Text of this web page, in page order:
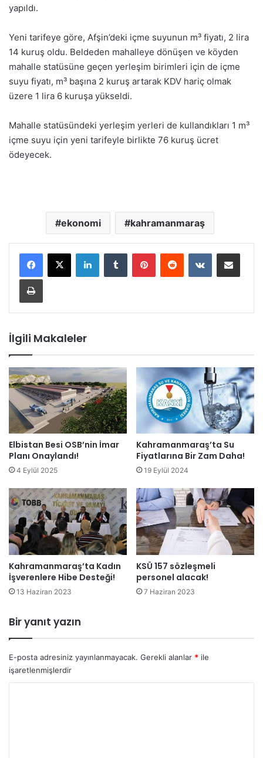
yapıldı.
Yeni tarifeye göre, Afşin’deki içme suyunun m³ fiyatı, 2 lira
14 kuruş oldu. Beldeden mahalleye dönüşen ve köyden
mahalle statüsüne geçen yerleşim birimleri için de içme
suyu fiyatı, m³ başına 2 kuruş artarak KDV hariç olmak
üzere 1 lira 6 kuruşa yükseldi.
Mahalle statüsündeki yerleşim yerleri de kullandıkları 1 m³
içme suyu için yeni tarifeyle birlikte 76 kuruş ücret
ödeyecek.
ekonomi kahramanmaraş
LinkedInTumblr PinterestReddit VKontakteE-Posta ile paylaş
Yazdır
İlgili Makaleler
Elbistan Besi OSB’nin İmar
Planı Onaylandı!
4 Eylül 2025
Kahramanmaraş’ta Su
Fiyatlarına Bir Zam Daha!
19 Eylül 2024
Kahramanmaraş’ta Kadın
İşverenlere Hibe Desteği!
13 Haziran 2023
KSÜ 157 sözleşmeli
personel alacak!
7 Haziran 2023
Bir yanıt yazın
E-posta adresiniz yayınlanmayacak. Gerekli alanlar * ile
işaretlenmişlerdir